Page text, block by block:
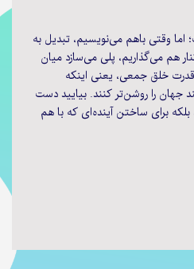
وقتی باهم می‌نویسیم، تبدیل به
هم می‌گذاریم، پلی می‌سازد میان
خلق جمعی، یعنی اینکه
جهان را روشن‌تر کنند. بیایید دست
برای ساختن آینده‌ای که با هم